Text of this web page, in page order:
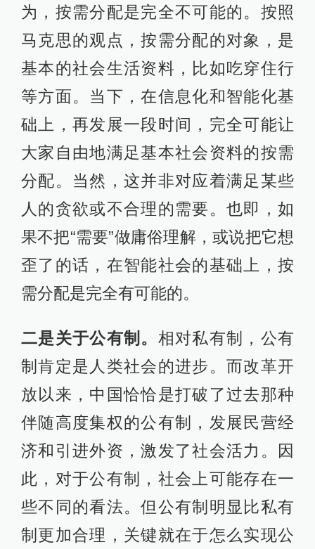
为，按需分配是完全不可能的。按照
马克思的观点，按需分配的对象，是
基本的社会生活资料，比如吃穿住行
等方面。当下，在信息化和智能化基
础上，再发展一段时间，完全可能让
大家自由地满足基本社会资料的按需
分配。当然，这并非对应着满足某些
人的贪欲或不合理的需要。也即，如
果不把“需要”做庸俗理解，或说把它想
歪了的话，在智能社会的基础上，按
需分配是完全有可能的。
二是关于公有制。 相对私有制，公有
制肯定是人类社会的进步。而改革开
放以来，中国恰恰是打破了过去那种
伴随高度集权的公有制，发展民营经
济和引进外资，激发了社会活力。因
此，对于公有制，社会上可能存在一
些不同的看法。但公有制明显比私有
制更加合理，关键就在于怎么实现公